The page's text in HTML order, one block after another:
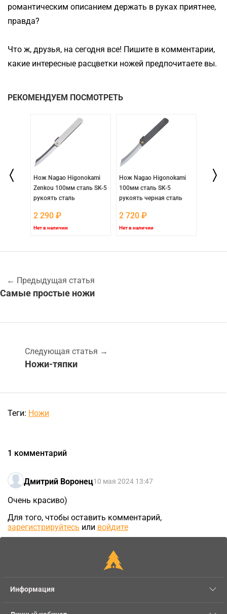
романтическим описанием держать в руках приятнее,
правда?
Что ж, друзья, на сегодня все! Пишите в комментарии,
какие интересные расцветки ножей предпочитаете вы.
РЕКОМЕНДУЕМ ПОСМОТРЕТЬ
Нож Nagao Higonokami
Zenkou 100мм сталь SK-5
рукоять сталь
2 290 ₽
Нет в наличии
Нож Nagao Higonokami
100мм сталь SK-5
рукоять черная сталь
2 720 ₽
Нет в наличии
Нож
← Предыдущая статья
Самые простые ножи
Следующая статья →
Ножи-тяпки
Теги: Ножи
1 комментарий
Дмитрий Воронец10 мая 2024 13:47
Очень красиво)
Для того, чтобы оставить комментарий,
зарегистрируйтесь или войдите
Информация